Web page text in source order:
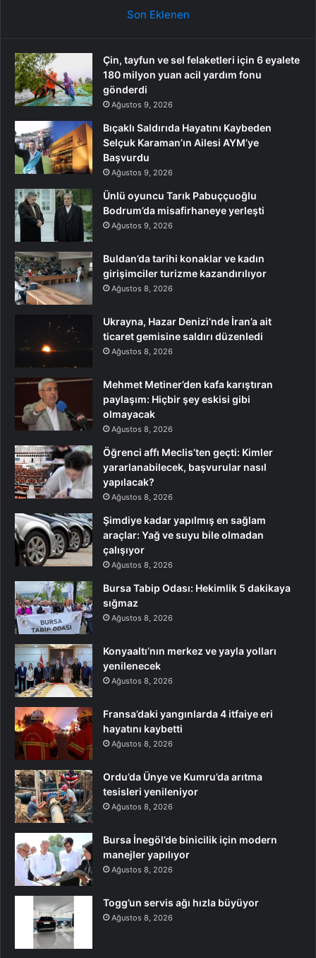
Son Eklenen
Çin, tayfun ve sel felaketleri için 6 eyalete
180 milyon yuan acil yardım fonu
gönderdi
Ağustos 9, 2026
Bıçaklı Saldırıda Hayatını Kaybeden
Selçuk Karaman’ın Ailesi AYM’ye
Başvurdu
Ağustos 9, 2026
Ünlü oyuncu Tarık Pabuççuoğlu
Bodrum’da misafirhaneye yerleşti
Ağustos 9, 2026
Buldan’da tarihi konaklar ve kadın
girişimciler turizme kazandırılıyor
Ağustos 8, 2026
Ukrayna, Hazar Denizi’nde İran’a ait
ticaret gemisine saldırı düzenledi
Ağustos 8, 2026
Mehmet Metiner’den kafa karıştıran
paylaşım: Hiçbir şey eskisi gibi
olmayacak
Ağustos 8, 2026
Öğrenci affı Meclis’ten geçti: Kimler
yararlanabilecek, başvurular nasıl
yapılacak?
Ağustos 8, 2026
Şimdiye kadar yapılmış en sağlam
araçlar: Yağ ve suyu bile olmadan
çalışıyor
Ağustos 8, 2026
Bursa Tabip Odası: Hekimlik 5 dakikaya
sığmaz
Ağustos 8, 2026
Konyaaltı’nın merkez ve yayla yolları
yenilenecek
Ağustos 8, 2026
Fransa’daki yangınlarda 4 itfaiye eri
hayatını kaybetti
Ağustos 8, 2026
Ordu’da Ünye ve Kumru’da arıtma
tesisleri yenileniyor
Ağustos 8, 2026
Bursa İnegöl’de binicilik için modern
manejler yapılıyor
Ağustos 8, 2026
Togg’un servis ağı hızla büyüyor
Ağustos 8, 2026